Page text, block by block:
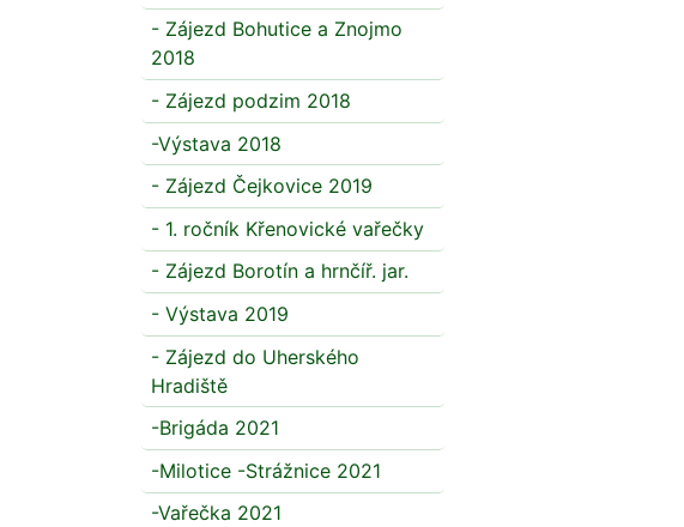
- Zájezd Bohutice a Znojmo
2018
- Zájezd podzim 2018
-Výstava 2018
- Zájezd Čejkovice 2019
- 1. ročník Křenovické vařečky
- Zájezd Borotín a hrnčíř. jar.
- Výstava 2019
- Zájezd do Uherského
Hradiště
-Brigáda 2021
-Milotice -Strážnice 2021
-Vařečka 2021